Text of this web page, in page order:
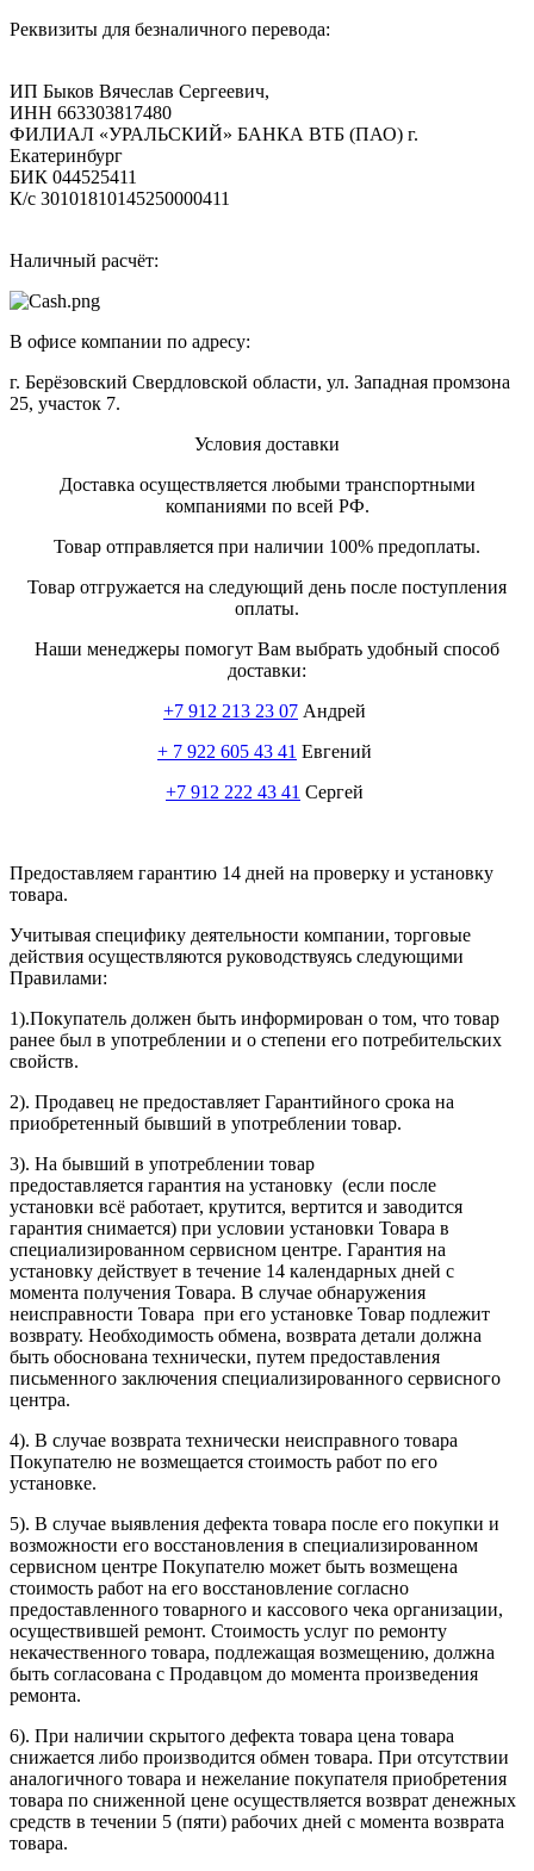
Реквизиты для безналичного перевода:
ИП Быков Вячеслав Сергеевич,
ИНН 663303817480
ФИЛИАЛ «УРАЛЬСКИЙ» БАНКА ВТБ (ПАО) г.
Екатеринбург
БИК 044525411
К/с 30101810145250000411
Наличный расчёт:
В офисе компании по адресу:
г. Берёзовский Свердловской области, ул. Западная промзона
25, участок 7.
Условия доставки
Доставка осуществляется любыми транспортными
компаниями по всей РФ.
Товар отправляется при наличии 100% предоплаты.
Товар отгружается на следующий день после поступления
оплаты.
Наши менеджеры помогут Вам выбрать удобный способ
доставки:
+7 912 213 23 07 Андрей
+ 7 922 605 43 41 Евгений
+7 912 222 43 41 Сергей
Предоставляем гарантию 14 дней на проверку и установку
товара.
Учитывая специфику деятельности компании, торговые
действия осуществляются руководствуясь следующими
Правилами:
1).Покупатель должен быть информирован о том, что товар
ранее был в употреблении и о степени его потребительских
свойств.
2). Продавец не предоставляет Гарантийного срока на
приобретенный бывший в употреблении товар.
3). На бывший в употреблении товар
предоставляется гарантия на установку (если после
установки всё работает, крутится, вертится и заводится
гарантия снимается) при условии установки Товара в
специализированном сервисном центре. Гарантия на
установку действует в течение 14 календарных дней с
момента получения Товара. В случае обнаружения
неисправности Товара при его установке Товар подлежит
возврату. Необходимость обмена, возврата детали должна
быть обоснована технически, путем предоставления
письменного заключения специализированного сервисного
центра.
4). В случае возврата технически неисправного товара
Покупателю не возмещается стоимость работ по его
установке.
5). В случае выявления дефекта товара после его покупки и
возможности его восстановления в специализированном
сервисном центре Покупателю может быть возмещена
стоимость работ на его восстановление согласно
предоставленного товарного и кассового чека организации,
осуществившей ремонт. Стоимость услуг по ремонту
некачественного товара, подлежащая возмещению, должна
быть согласована с Продавцом до момента произведения
ремонта.
6). При наличии скрытого дефекта товара цена товара
снижается либо производится обмен товара. При отсутствии
аналогичного товара и нежелание покупателя приобретения
товара по сниженной цене осуществляется возврат денежных
средств в течении 5 (пяти) рабочих дней с момента возврата
товара.